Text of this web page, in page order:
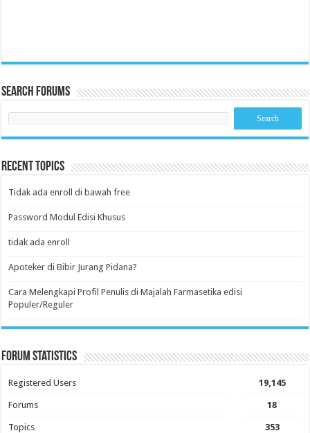
Search Forums
Recent Topics
Tidak ada enroll di bawah free
Password Modul Edisi Khusus
tidak ada enroll
Apoteker di Bibir Jurang Pidana?
Cara Melengkapi Profil Penulis di Majalah Farmasetika edisi
Populer/Reguler
Forum Statistics
Registered Users 19,145
Forums 18
Topics 353